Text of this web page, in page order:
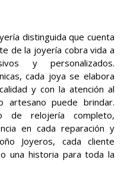
distinguida que cuenta
de la joyería cobra vida a
y personalizados.
cada joya se elabora
y con la atención al
artesano puede brindar.
de relojería completo,
en cada reparación y
Joyeros, cada cliente
una historia para toda la